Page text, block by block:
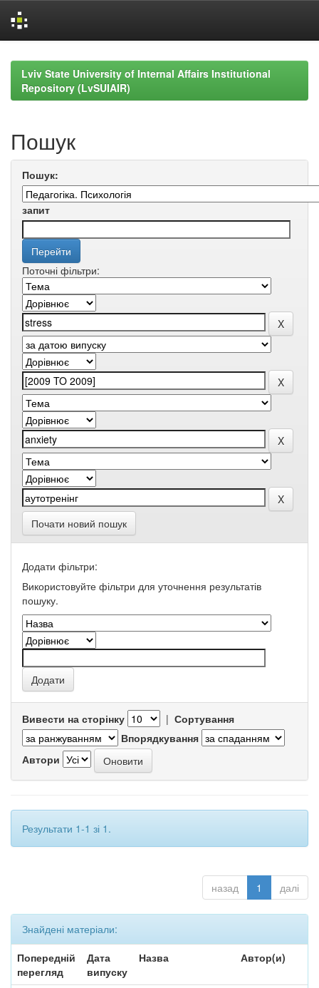
navigationLviv State University of Internal Affairs Institutional
Repository (LvSUIAIR)
Пошук
Пошук:
запит
Поточні фільтри:
Почати новий пошук
Додати фільтри:
Використовуйте фільтри для уточнення результатів
пошуку.
Вивести на сторінку | Сортування
Впорядкування
Автори
Результати 1-1 зі 1.
назад 1 далі
Знайдені матеріали:
Попередній
перегляд
Дата
випуску
Назва Автор(и)